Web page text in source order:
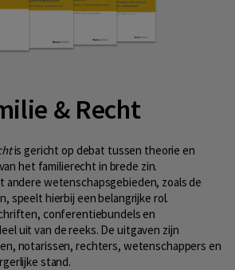
& Recht
is gericht op debat tussen theorie en
het familierecht in brede zin.
andere wetenschapsgebieden, zoals de
speelt hierbij een belangrijke rol.
conferentiebundels en
uit van de reeks. De uitgaven zijn
notarissen, rechters, wetenschappers en
stand.